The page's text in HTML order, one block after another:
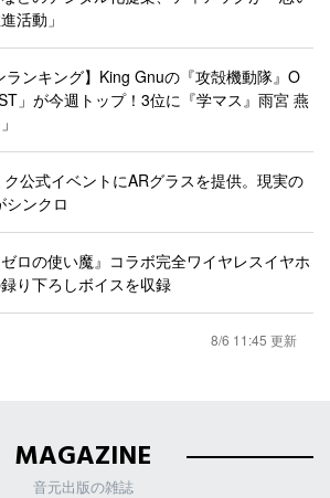
活動」
ランキング】King Gnuの『攻殻機動隊』O
」が今週トップ！3位に『学マス』雨宮 燕
公式イベントにARグラスを提供。現実の
シンクロ
ロの使い魔』コラボ完全ワイヤレスイヤホ
り下ろしボイスを収録
8/6 11:45 更新
MAGAZINE
音元出版の雑誌